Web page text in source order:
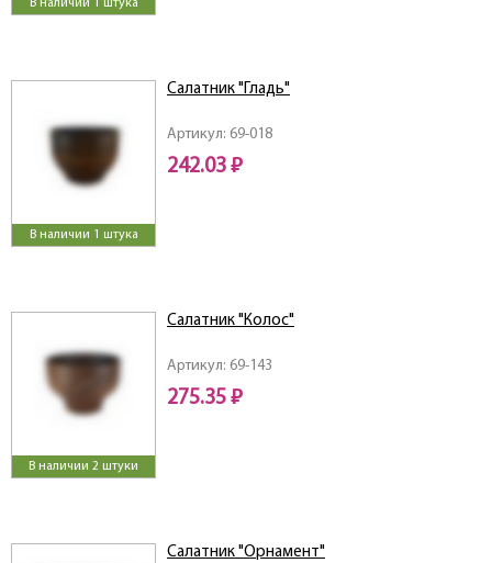
В наличии 1 штука
В наличии 1 штука
Артикул: 69-018
Салатник "Гладь"
242.03 ₽
В наличии 2 штуки
Артикул: 69-143
Салатник "Колос"
275.35 ₽
Салатник "Орнамент"